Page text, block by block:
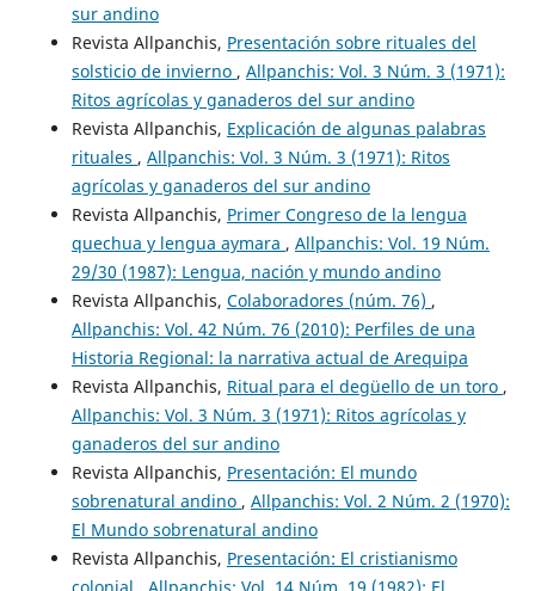
sur andino
Revista Allpanchis, Presentación sobre rituales del
solsticio de invierno , Allpanchis: Vol. 3 Núm. 3 (1971):
Ritos agrícolas y ganaderos del sur andino
Revista Allpanchis, Explicación de algunas palabras
rituales , Allpanchis: Vol. 3 Núm. 3 (1971): Ritos
agrícolas y ganaderos del sur andino
Revista Allpanchis, Primer Congreso de la lengua
quechua y lengua aymara , Allpanchis: Vol. 19 Núm.
29/30 (1987): Lengua, nación y mundo andino
Revista Allpanchis, Colaboradores (núm. 76) ,
Allpanchis: Vol. 42 Núm. 76 (2010): Perfiles de una
Historia Regional: la narrativa actual de Arequipa
Revista Allpanchis, Ritual para el degüello de un toro ,
Allpanchis: Vol. 3 Núm. 3 (1971): Ritos agrícolas y
ganaderos del sur andino
Revista Allpanchis, Presentación: El mundo
sobrenatural andino , Allpanchis: Vol. 2 Núm. 2 (1970):
El Mundo sobrenatural andino
Revista Allpanchis, Presentación: El cristianismo
colonial , Allpanchis: Vol. 14 Núm. 19 (1982): El